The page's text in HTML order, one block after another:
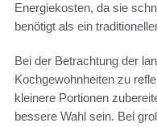
Energiekosten, da sie
benötigt als ein
Bei der Betrachtung der
Kochgewohnheiten zu
kleinere Portionen
bessere Wahl sein. Bei